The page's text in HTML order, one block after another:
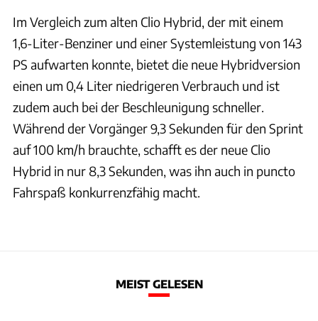
Im Vergleich zum alten Clio Hybrid, der mit einem
1,6-Liter-Benziner und einer Systemleistung von 143
PS aufwarten konnte, bietet die neue Hybridversion
einen um 0,4 Liter niedrigeren Verbrauch und ist
zudem auch bei der Beschleunigung schneller.
Während der Vorgänger 9,3 Sekunden für den Sprint
auf 100 km/h brauchte, schafft es der neue Clio
Hybrid in nur 8,3 Sekunden, was ihn auch in puncto
Fahrspaß konkurrenzfähig macht.
MEIST GELESEN